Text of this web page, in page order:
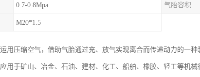
0.7-0.8Mpa 气胎容积
M20*1.5
用压缩空气，借助气胎通过充、放气实现离合而传递动力的一
用于矿山、冶金、石油、建材、化工、船舶、橡胶、轻工等机械